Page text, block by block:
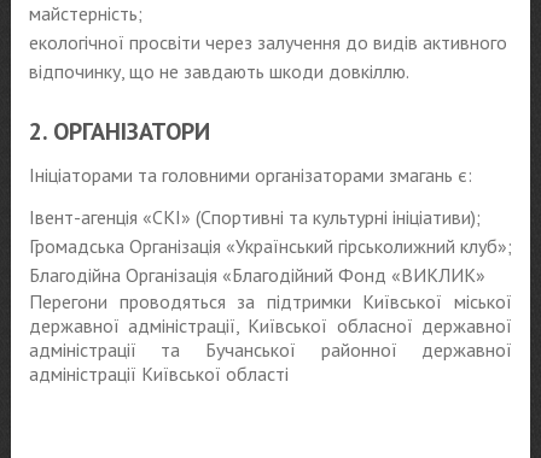
майстерність;
екологічної просвіти через залучення до видів активного
відпочинку, що не завдають шкоди довкіллю.
2. ОРГАНІЗАТОРИ
Ініціаторами та головними організаторами змагань є:
Івент-агенція «СКІ» (Спортивні та культурні ініціативи);
Громадська Організація «Український гірськолижний клуб»;
Благодійна Організація «Благодійний Фонд «ВИКЛИК»
Перегони проводяться за підтримки Київської міської
державної адміністрації, Київської обласної державної
адміністрації та Бучанської районної державної
адміністрації Київської області